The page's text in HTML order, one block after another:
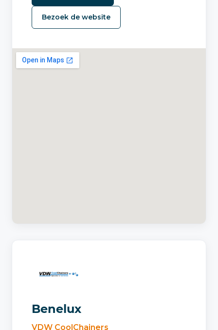
Bezoek de website
Benelux
VDW CoolChainers